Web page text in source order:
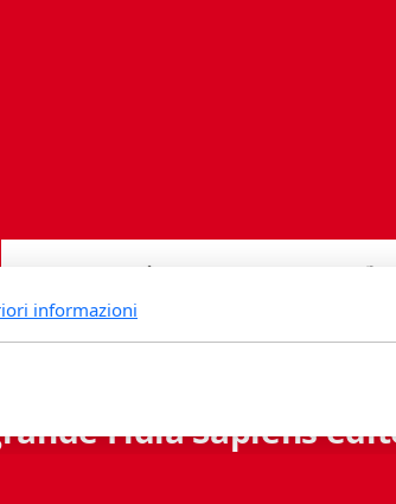
Fidia Sapiens
informazioni